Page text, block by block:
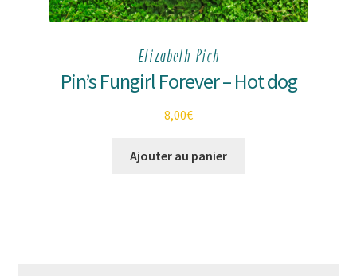
Elizabeth Pich
Pin’s Fungirl Forever – Hot dog
8,00€
Ajouter au panier